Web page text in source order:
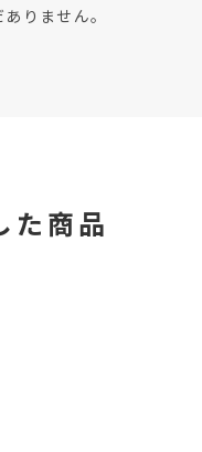
りません。
た商品